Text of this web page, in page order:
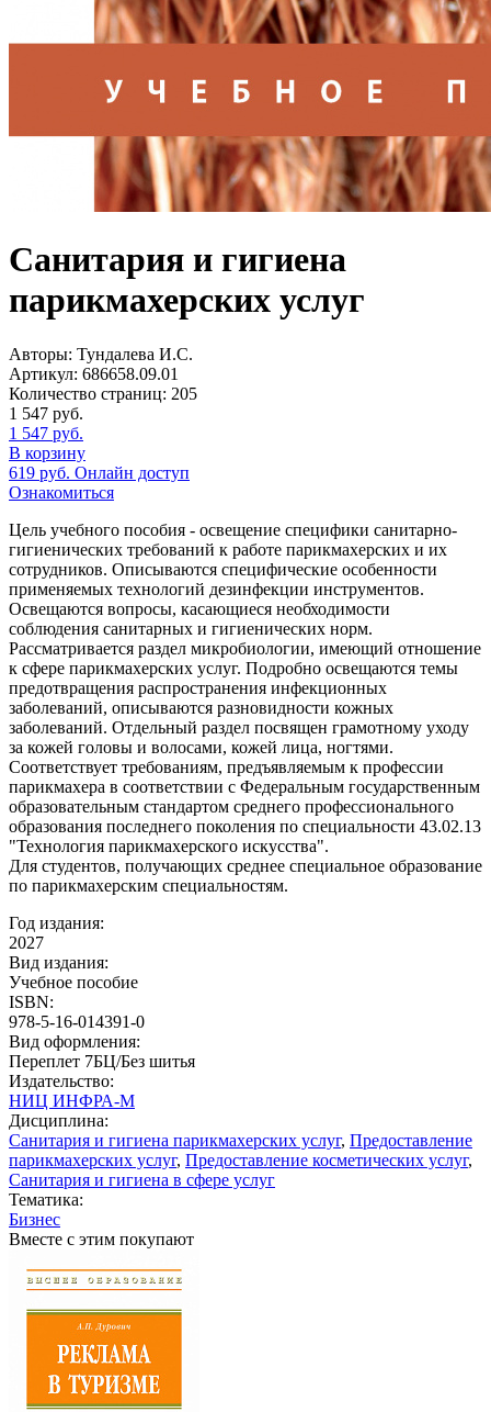
Санитария и гигиена
парикмахерских услуг
Авторы: Тундалева И.С.
Артикул: 686658.09.01
Количество страниц: 205
1 547 руб.
1 547 руб.
В корзину
619 руб. Онлайн доступ
Ознакомиться
Цель учебного пособия - освещение специфики санитарно-
гигиенических требований к работе парикмахерских и их
сотрудников. Описываются специфические особенности
применяемых технологий дезинфекции инструментов.
Освещаются вопросы, касающиеся необходимости
соблюдения санитарных и гигиенических норм.
Рассматривается раздел микробиологии, имеющий отношение
к сфере парикмахерских услуг. Подробно освещаются темы
предотвращения распространения инфекционных
заболеваний, описываются разновидности кожных
заболеваний. Отдельный раздел посвящен грамотному уходу
за кожей головы и волосами, кожей лица, ногтями.
Соответствует требованиям, предъявляемым к профессии
парикмахера в соответствии с Федеральным государственным
образовательным стандартом среднего профессионального
образования последнего поколения по специальности 43.02.13
"Технология парикмахерского искусства".
Для студентов, получающих среднее специальное образование
по парикмахерским специальностям.
Год издания:
2027
Вид издания:
Учебное пособие
ISBN:
978-5-16-014391-0
Вид оформления:
Переплет 7БЦ/Без шитья
Издательство:
НИЦ ИНФРА-М
Дисциплина:
Санитария и гигиена парикмахерских услуг, Предоставление
парикмахерских услуг, Предоставление косметических услуг,
Санитария и гигиена в сфере услуг
Тематика:
Бизнес
Вместе с этим покупают